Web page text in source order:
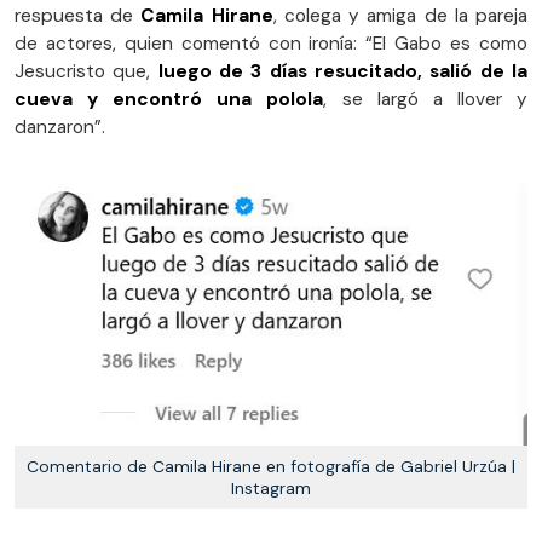
respuesta de Camila Hirane, colega y amiga de la pareja
de actores, quien comentó con ironía: “El Gabo es como
Jesucristo que, luego de 3 días resucitado, salió de la
cueva y encontró una polola, se largó a llover y
danzaron”.
Comentario de Camila Hirane en fotografía de Gabriel Urzúa |
Instagram